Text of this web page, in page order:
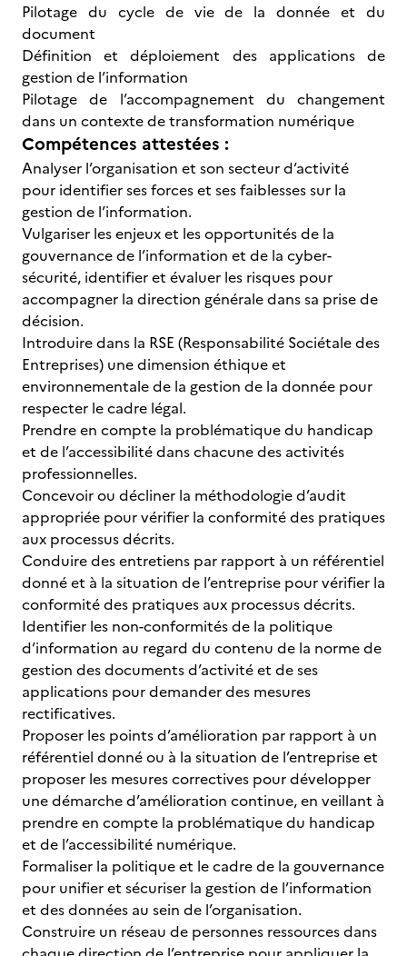
Pilotage du cycle de vie de la donnée et du
document
Définition et déploiement des applications de
gestion de l’information
Pilotage de l’accompagnement du changement
dans un contexte de transformation numérique
Compétences attestées :
Analyser l’organisation et son secteur d’activité
pour identifier ses forces et ses faiblesses sur la
gestion de l’information.
Vulgariser les enjeux et les opportunités de la
gouvernance de l’information et de la cyber-
sécurité, identifier et évaluer les risques pour
accompagner la direction générale dans sa prise de
décision.
Introduire dans la RSE (Responsabilité Sociétale des
Entreprises) une dimension éthique et
environnementale de la gestion de la donnée pour
respecter le cadre légal.
Prendre en compte la problématique du handicap
et de l’accessibilité dans chacune des activités
professionnelles.
Concevoir ou décliner la méthodologie d’audit
appropriée pour vérifier la conformité des pratiques
aux processus décrits.
Conduire des entretiens par rapport à un référentiel
donné et à la situation de l’entreprise pour vérifier la
conformité des pratiques aux processus décrits.
Identifier les non-conformités de la politique
d’information au regard du contenu de la norme de
gestion des documents d’activité et de ses
applications pour demander des mesures
rectificatives.
Proposer les points d’amélioration par rapport à un
référentiel donné ou à la situation de l’entreprise et
proposer les mesures correctives pour développer
une démarche d’amélioration continue, en veillant à
prendre en compte la problématique du handicap
et de l’accessibilité numérique.
Formaliser la politique et le cadre de la gouvernance
pour unifier et sécuriser la gestion de l’information
et des données au sein de l’organisation.
Construire un réseau de personnes ressources dans